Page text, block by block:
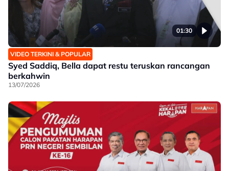
01:30
VIDEO TERKINI & POPULAR
Syed Saddiq, Bella dapat restu teruskan rancangan
berkahwin
13/07/2026